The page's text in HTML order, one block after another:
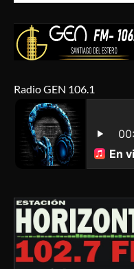
Radio GEN 106.1